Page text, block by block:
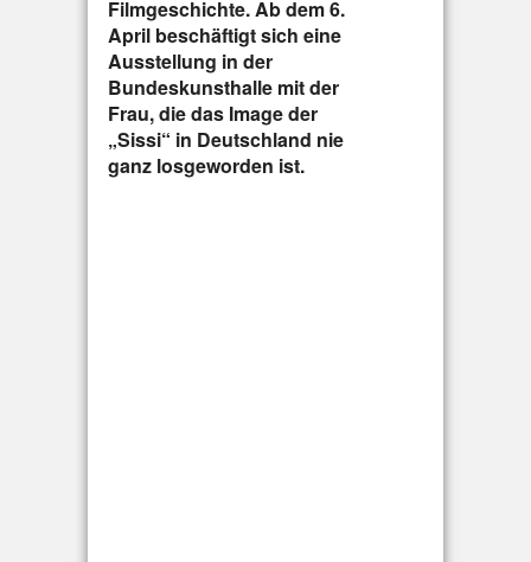
Filmgeschichte. Ab dem 6.
April beschäftigt sich eine
Ausstellung in der
Bundeskunsthalle mit der
Frau, die das Image der
„Sissi“ in Deutschland nie
ganz losgeworden ist.